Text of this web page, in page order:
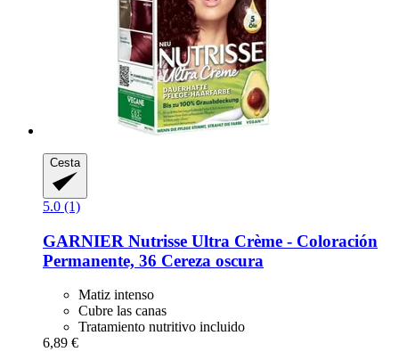
Cesta
5.0 (1)
GARNIER Nutrisse Ultra Crème -​ Coloración
Permanente, 36 Cereza oscura
Matiz intenso
Cubre las canas
Tratamiento nutritivo incluido
6,89 €